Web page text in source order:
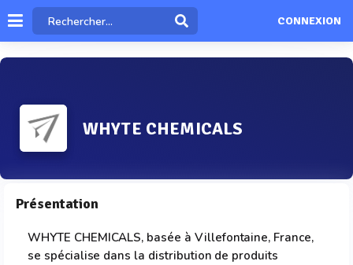
CONNEXION
WHYTE CHEMICALS
Présentation
WHYTE CHEMICALS, basée à Villefontaine, France,
se spécialise dans la distribution de produits